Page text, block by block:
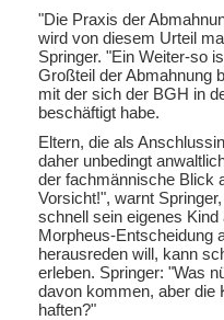
"Die Praxis der
wird von diesem Urteil
Springer. "Ein Weiter-so
Großteil der Abmahnung
mit der sich der BGH in
beschäftigt habe.
Eltern, die als
daher unbedingt
der fachmännische Blick
Vorsicht!", warnt
schnell sein eigenes
Morpheus-Entscheidung
herausreden will, kann
erleben. Springer: "Was
davon kommen, aber die
haften?"